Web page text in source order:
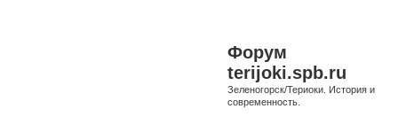
Форум
terijoki.spb.ru
Зеленогорск/Териоки. История и
современность.